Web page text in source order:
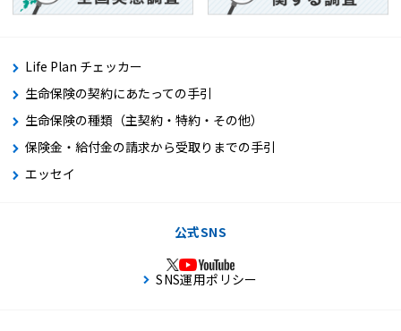
Life Plan チェッカー
生命保険の契約にあたっての手引
生命保険の種類（主契約・特約・その他）
保険金・給付金の請求から受取りまでの手引
エッセイ
公式SNS
SNS運用ポリシー